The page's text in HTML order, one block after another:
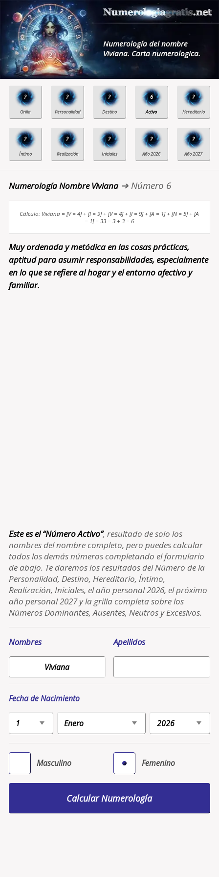
Numerología del nombre
Viviana. Carta numerologica.
? ? ? 6 ?
? ? ? ? ?
Numerología Nombre Viviana➔ Número 6
Cálculo: Viviana = [V = 4] + [I = 9] + [V = 4] + [I = 9] + [A = 1] + [N = 5] + [A
= 1] = 33 = 3 + 3 = 6
Muy ordenada y metódica en las cosas prácticas,
aptitud para asumir responsabilidades, especialmente
en lo que se refiere al hogar y el entorno afectivo y
familiar.
Este es el “Número Activo”, resultado de solo los
nombres del nombre completo, pero puedes calcular
todos los demás números completando el formulario
de abajo. Te daremos los resultados del Número de la
Personalidad, Destino, Hereditario, Íntimo,
Realización, Iniciales, el año personal 2026, el próximo
año personal 2027 y la grilla completa sobre los
Números Dominantes, Ausentes, Neutros y Excesivos.
Nombres Apellidos
Fecha de Nacimiento
Masculino Femenino